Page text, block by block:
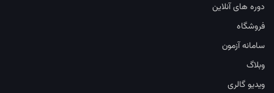
دوره های آنلاین
فروشگاه
سامانه آزمون
وبلاگ
ویدیو گالری